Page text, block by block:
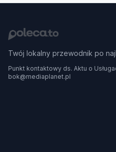
Twój lokalny przewodnik po
Punkt kontaktowy ds. Aktu o
bok@mediaplanet.pl